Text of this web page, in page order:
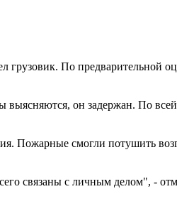
грузовик. По предварительной
выясняются, он задержан. По
Пожарные смогли потушить
связаны с личным делом", -